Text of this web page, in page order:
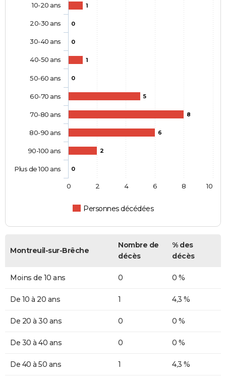
1
0
0
1
0
5
8
6
2
0
Personnes décédées
10-20 ans
20-30 ans
30-40 ans
40-50 ans
50-60 ans
60-70 ans
70-80 ans
80-90 ans
90-100 ans
Plus de 100 ans
0 2 4 6 8 10
Montreuil-sur-Brêche
Nombre de
décès
% des
décès
Moins de 10 ans 0 0 %
De 10 à 20 ans 1 4,3 %
De 20 à 30 ans 0 0 %
De 30 à 40 ans 0 0 %
De 40 à 50 ans 1 4,3 %